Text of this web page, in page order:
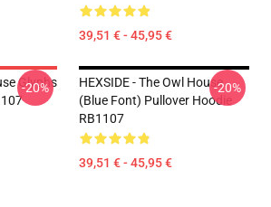
39,51 € - 45,95 €
Glyphs
-20%
HEXSIDE - The Owl House
(Blue Font) Pullover Hoodie
RB1107
39,51 € - 45,95 €
-20%